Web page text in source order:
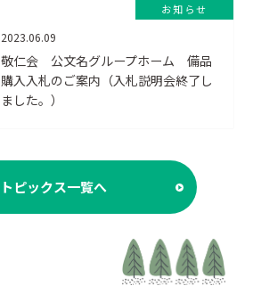
お知らせ
2023.06.09
敬仁会 公文名グループホーム 備品
購入入札のご案内（入札説明会終了し
ました。）
トピックス一覧へ